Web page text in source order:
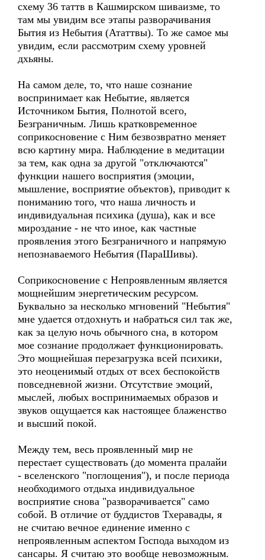
схему 36 таттв в Кашмирском шиваизме, то
там мы увидим все этапы разворачивания
Бытия из Небытия (Ататтвы). То же самое мы
увидим, если рассмотрим схему уровней
дхьяны.
На самом деле, то, что наше сознание
воспринимает как Небытие, является
Источником Бытия, Полнотой всего,
Безграничным. Лишь кратковременное
соприкосновение с Ним безвозвратно меняет
всю картину мира. Наблюдение в медитации
за тем, как одна за другой "отключаются"
функции нашего восприятия (эмоции,
мышление, восприятие объектов), приводит к
пониманию того, что наша личность и
индивидуальная психика (душа), как и все
мироздание - не что иное, как частные
проявления этого Безграничного и напрямую
непознаваемого Небытия (ПараШивы).
Соприкосновение с Непроявленным является
мощнейшим энергетическим ресурсом.
Буквально за несколько мгновений "Небытия"
мне удается отдохнуть и набраться сил так же,
как за целую ночь обычного сна, в котором
мое сознание продолжает функционировать.
Это мощнейшая перезагрузка всей психики,
это неоценимый отдых от всех беспокойств
повседневной жизни. Отсутствие эмоций,
мыслей, любых воспринимаемых образов и
звуков ощущается как настоящее блаженство
и высший покой.
Между тем, весь проявленный мир не
перестает существовать (до момента пралайи
- вселенского "поглощения"), и после периода
необходимого отдыха индивидуальное
восприятие снова "разворачивается" само
собой. В отличие от буддистов Тхеравады, я
не считаю вечное единение именно с
непроявленным аспектом Господа выходом из
сансары. Я считаю это вообще невозможным.